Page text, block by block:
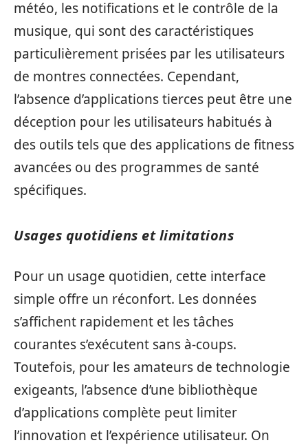
météo, les notifications et le contrôle de la
musique, qui sont des caractéristiques
particulièrement prisées par les utilisateurs
de montres connectées. Cependant,
l’absence d’applications tierces peut être une
déception pour les utilisateurs habitués à
des outils tels que des applications de fitness
avancées ou des programmes de santé
spécifiques.
Usages quotidiens et limitations
Pour un usage quotidien, cette interface
simple offre un réconfort. Les données
s’affichent rapidement et les tâches
courantes s’exécutent sans à-coups.
Toutefois, pour les amateurs de technologie
exigeants, l’absence d’une bibliothèque
d’applications complète peut limiter
l’innovation et l’expérience utilisateur. On